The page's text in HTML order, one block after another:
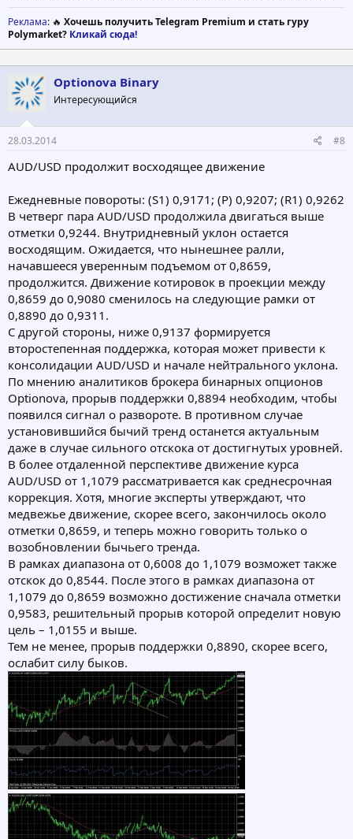
Реклама: 🔥 Хочешь получить Telegram Premium и стать гуру
Polymarket? Кликай сюда!
Optionova Binary
Интересующийся
28.03.2014 #8
AUD/USD продолжит восходящее движение
Ежедневные повороты: (S1) 0,9171; (Р) 0,9207; (R1) 0,9262
В четверг пара AUD/USD продолжила двигаться выше
отметки 0,9244. Внутридневный уклон остается
восходящим. Ожидается, что нынешнее ралли,
начавшееся уверенным подъемом от 0,8659,
продолжится. Движение котировок в проекции между
0,8659 до 0,9080 сменилось на следующие рамки от
0,8890 до 0,9311.
С другой стороны, ниже 0,9137 формируется
второстепенная поддержка, которая может привести к
консолидации AUD/USD и начале нейтрального уклона.
По мнению аналитиков брокера бинарных опционов
Optionova, прорыв поддержки 0,8894 необходим, чтобы
появился сигнал о развороте. В противном случае
установившийся бычий тренд останется актуальным
даже в случае сильного отскока от достигнутых уровней.
В более отдаленной перспективе движение курса
AUD/USD от 1,1079 рассматривается как среднесрочная
коррекция. Хотя, многие эксперты утверждают, что
медвежье движение, скорее всего, закончилось около
отметки 0,8659, и теперь можно говорить только о
возобновлении бычьего тренда.
В рамках диапазона от 0,6008 до 1,1079 возможет также
отскок до 0,8544. После этого в рамках диапазона от
1,1079 до 0,8659 возможно достижение сначала отметки
0,9583, решительный прорыв которой определит новую
цель – 1,0155 и выше.
Тем не менее, прорыв поддержки 0,8890, скорее всего,
ослабит силу быков.